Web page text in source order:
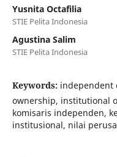
Yusnita Octafilia
STIE Pelita Indonesia
Agustina Salim
STIE Pelita Indonesia
Keywords: independent
ownership, institutional
komisaris independen,
institusional, nilai